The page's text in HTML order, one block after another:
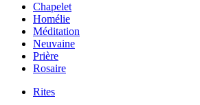
Chapelet
Homélie
Méditation
Neuvaine
Prière
Rosaire
Rites